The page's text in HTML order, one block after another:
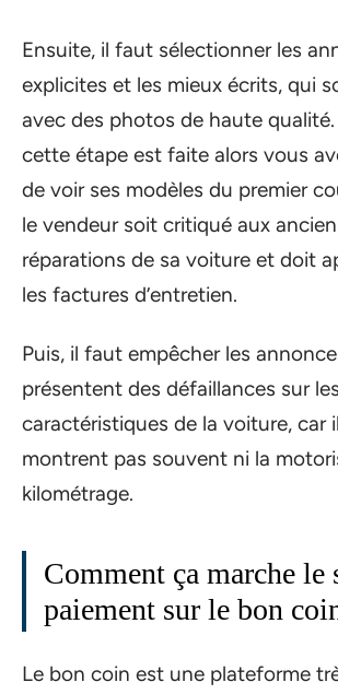
Ensuite, il faut sélectionner les
explicites et les mieux écrits, qui
avec des photos de haute
cette étape est faite alors vous
de voir ses modèles du premier
le vendeur soit critiqué aux
réparations de sa voiture et doit
les factures d’entretien.
Puis, il faut empêcher les
présentent des défaillances sur les
caractéristiques de la voiture, car
montrent pas souvent ni la
kilométrage.
Comment ça marche le
paiement sur le bon
Le bon coin est une plateforme